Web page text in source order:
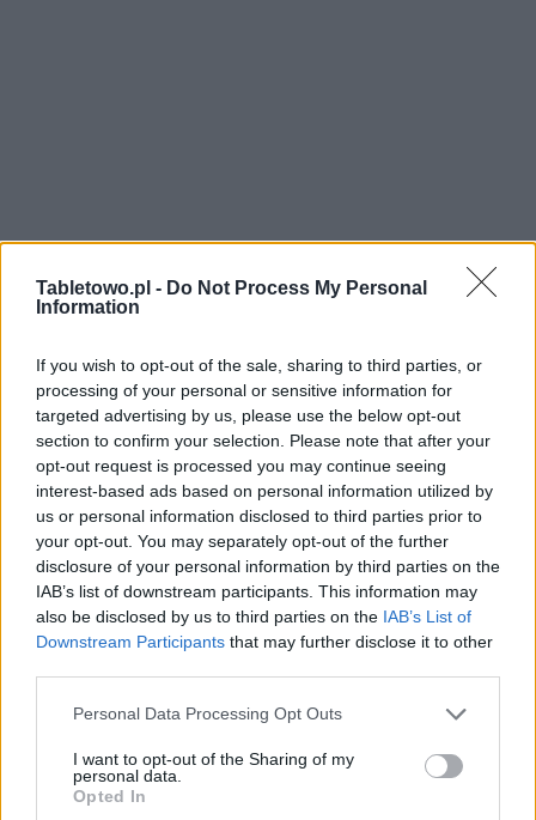
Tabletowo.pl - Do Not Process My Personal
Information
If you wish to opt-out of the sale, sharing to third parties, or
processing of your personal or sensitive information for
targeted advertising by us, please use the below opt-out
section to confirm your selection. Please note that after your
opt-out request is processed you may continue seeing
interest-based ads based on personal information utilized by
us or personal information disclosed to third parties prior to
your opt-out. You may separately opt-out of the further
disclosure of your personal information by third parties on the
IAB’s list of downstream participants. This information may
also be disclosed by us to third parties on the IAB’s List of
Downstream Participants that may further disclose it to other
Please note that this website/app uses one or more Google
not limited to your visit or usage behaviour. You may click to
grant or deny consent to Google and its third-party tags to
use your data for below specified purposes in below Google
Personal Data Processing Opt Outs
I want to opt-out of the Sharing of my
personal data.
Opted In